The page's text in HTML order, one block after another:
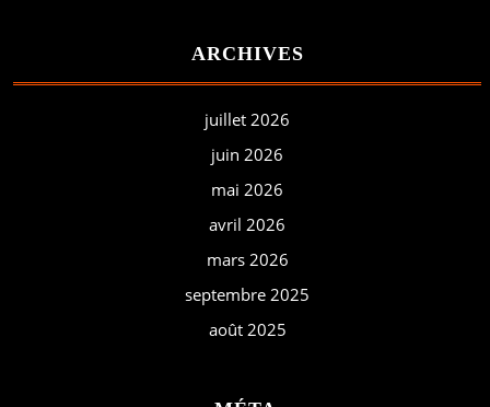
ARCHIVES
juillet 2026
juin 2026
mai 2026
avril 2026
mars 2026
septembre 2025
août 2025